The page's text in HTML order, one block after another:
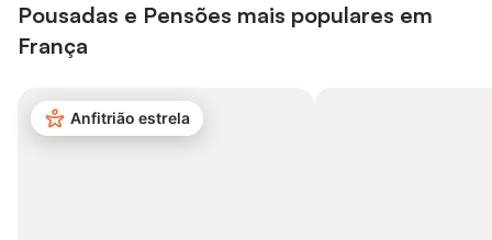
Pousadas e Pensões mais populares em
França
Anfitrião estrela